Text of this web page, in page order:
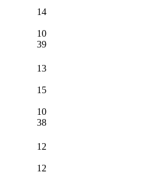
14
10
39
13
15
10
38
12
12